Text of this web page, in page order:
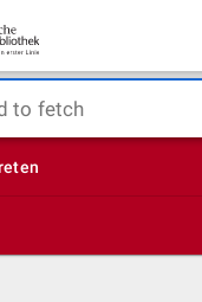
to fetch